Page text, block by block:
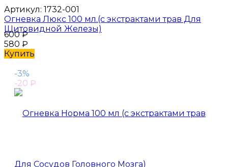
Артикул: 1732-001
Огневка Люкс 100 мл.(с экстрактами трав Для
Щитовидной Железы)
600₽
580 ₽
Купить
-3%
-20 ₽